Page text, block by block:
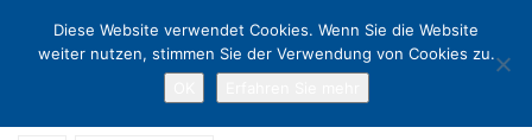
Diese Website verwendet Cookies. Wenn Sie die Website
weiter nutzen, stimmen Sie der Verwendung von Cookies zu.